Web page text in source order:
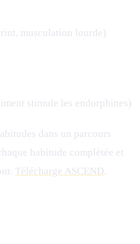
musculation lourde)
stimule les endorphines)
dans un parcours
habitude complétée et
Télécharge ASCEND.